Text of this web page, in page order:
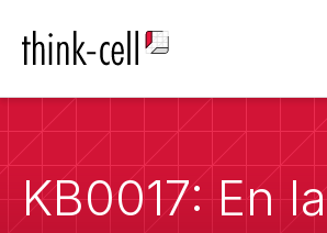
KB0017: En